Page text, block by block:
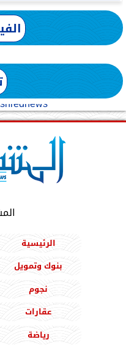
الرئيسية
بنوك وتمويل
نجوم
عقارات
رياضة